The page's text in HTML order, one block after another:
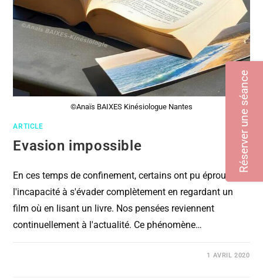
©Anaïs BAIXES Kinésiologue Nantes
ARTICLE
Evasion impossible
En ces temps de confinement, certains ont pu éprouver
l'incapacité à s'évader complètement en regardant un
film où en lisant un livre. Nos pensées reviennent
continuellement à l'actualité. Ce phénomène…
1 AVRIL 2020
Réserver une séance